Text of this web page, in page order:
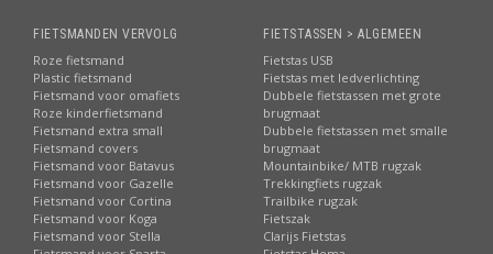
FIETSMANDEN VERVOLG
Roze fietsmand
Plastic fietsmand
Fietsmand voor omafiets
Roze kinderfietsmand
Fietsmand extra small
Fietsmand covers
Fietsmand voor Batavus
Fietsmand voor Gazelle
Fietsmand voor Cortina
Fietsmand voor Koga
Fietsmand voor Stella
FIETSTASSEN > ALGEMEEN
Fietstas USB
Fietstas met ledverlichting
Dubbele fietstassen met grote
brugmaat
Dubbele fietstassen met smalle
brugmaat
Mountainbike/ MTB rugzak
Trekkingfiets rugzak
Trailbike rugzak
Fietszak
Clarijs Fietstas